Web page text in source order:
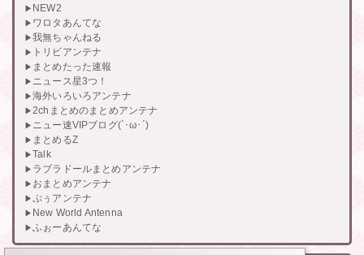
NEW2
ワロタあんてな
我無ちゃんねる
トリビアンテナ
まとめたった速報
ニュース星3つ！
海外いろいろアンテナ
2chまとめのまとめアンテナ
ニュー速VIPブログ(`･ω･´)
まとめるZ
Talk
ラブラドールまとめアンテナ
おまとめアンテナ
ぷぅアンテナ
New World Antenna
ふぉーあんてな